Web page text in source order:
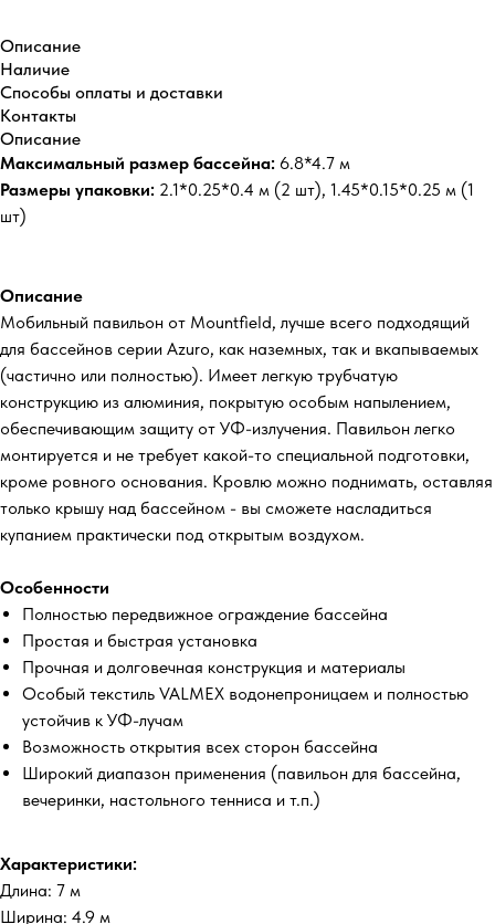
Описание
Наличие
Способы оплаты и доставки
Контакты
Описание
Максимальный размер бассейна: 6.8*4.7 м
Размеры упаковки: 2.1*0.25*0.4 м (2 шт), 1.45*0.15*0.25 м (1
шт)
Описание
Мобильный павильон от Mountfield, лучше всего подходящий
для бассейнов серии Azuro, как наземных, так и вкапываемых
(частично или полностью). Имеет легкую трубчатую
конструкцию из алюминия, покрытую особым напылением,
обеспечивающим защиту от УФ-излучения. Павильон легко
монтируется и не требует какой-то специальной подготовки,
кроме ровного основания. Кровлю можно поднимать, оставляя
только крышу над бассейном - вы сможете насладиться
купанием практически под открытым воздухом.
Особенности
Полностью передвижное ограждение бассейна
Простая и быстрая установка
Прочная и долговечная конструкция и материалы
Особый текстиль VALMEX водонепроницаем и полностью
устойчив к УФ-лучам
Возможность открытия всех сторон бассейна
Широкий диапазон применения (павильон для бассейна,
вечеринки, настольного тенниса и т.п.)
Характеристики:
Длина: 7 м
Ширина: 4.9 м